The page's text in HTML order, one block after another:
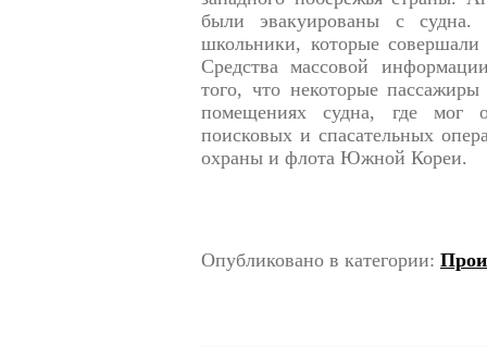
были эвакуированы с
школьники, которые совершали
Средства массовой
того, что некоторые
помещениях судна, где мог
поисковых и спасательных
охраны и флота Южной Кореи.
Опубликовано в категории: